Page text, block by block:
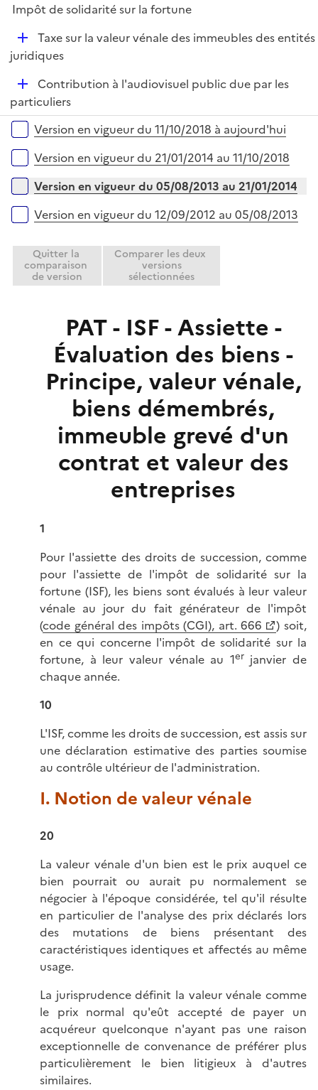
i
e
r
p
i
e
Impôt de solidarité sur la fortune
D
é
i
e
r
Taxe sur la valeur vénale des immeubles des entités
juridiques
D
é
p
e
r
Contribution à l'audiovisuel public due par les
particuliers
Versions sur la période
Version en vigueur du 11/10/2018 à aujourd'hui
Version en vigueur du 21/01/2014 au 11/10/2018
Version en vigueur du 05/08/2013 au 21/01/2014
Version en vigueur du 12/09/2012 au 05/08/2013
Quitter la
comparaison
de version
Comparer les deux
versions
sélectionnées
PAT - ISF - Assiette -
Évaluation des biens -
Principe, valeur vénale,
biens démembrés,
immeuble grevé d'un
contrat et valeur des
entreprises
1
Pour l'assiette des droits de succession, comme
pour l'assiette de l'impôt de solidarité sur la
fortune (ISF), les biens sont évalués à leur valeur
vénale au jour du fait générateur de l'impôt
(code général des impôts (CGI), art. 666
) soit,
en ce qui concerne l'impôt de solidarité sur la
fortune, à leur valeur vénale au 1erjanvier de
chaque année.
10
L'ISF, comme les droits de succession, est assis sur
une déclaration estimative des parties soumise
au contrôle ultérieur de l'administration.
I. Notion de valeur vénale
20
La valeur vénale d'un bien est le prix auquel ce
bien pourrait ou aurait pu normalement se
négocier à l'époque considérée, tel qu'il résulte
en particulier de l'analyse des prix déclarés lors
des mutations de biens présentant des
caractéristiques identiques et affectés au même
usage.
La jurisprudence définit la valeur vénale comme
le prix normal qu'eût accepté de payer un
acquéreur quelconque n'ayant pas une raison
exceptionnelle de convenance de préférer plus
particulièrement le bien litigieux à d'autres
similaires.